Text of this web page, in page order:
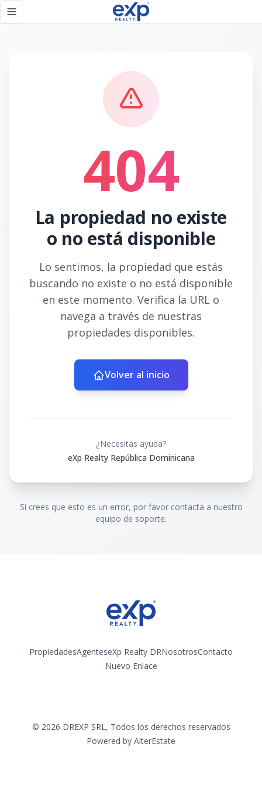
Toggle navigation menu
404
La propiedad no existe
o no está disponible
Lo sentimos, la propiedad que estás
buscando no existe o no está disponible
en este momento. Verifica la URL o
navega a través de nuestras
propiedades disponibles.
Volver al inicio
¿Necesitas ayuda?
eXp Realty República Dominicana
Si crees que esto es un error, por favor contacta a nuestro
equipo de soporte.
PropiedadesAgenteseXp Realty DRNosotrosContacto
Nuevo Enlace
© 2026 DREXP SRL, Todos los derechos reservados
Powered by AlterEstate
Página no encontrada - eXp Realty República Dominicana